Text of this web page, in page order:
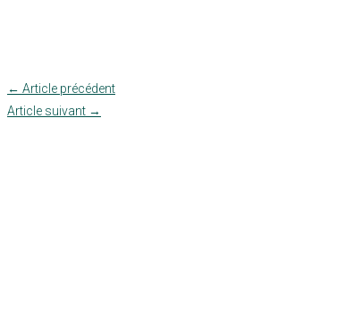
← Article précédent
Article suivant →